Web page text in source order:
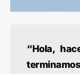
“Hola,